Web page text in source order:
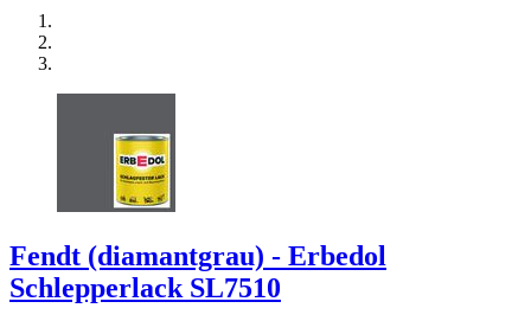
Fendt (diamantgrau) - Erbedol
Schlepperlack SL7510